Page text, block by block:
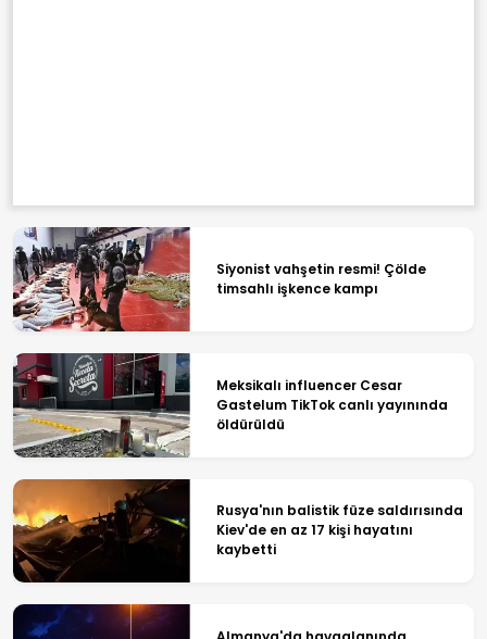
Siyonist vahşetin resmi! Çölde
timsahlı işkence kampı
Meksikalı influencer Cesar
Gastelum TikTok canlı yayınında
öldürüldü
Rusya'nın balistik füze saldırısında
Kiev'de en az 17 kişi hayatını
kaybetti